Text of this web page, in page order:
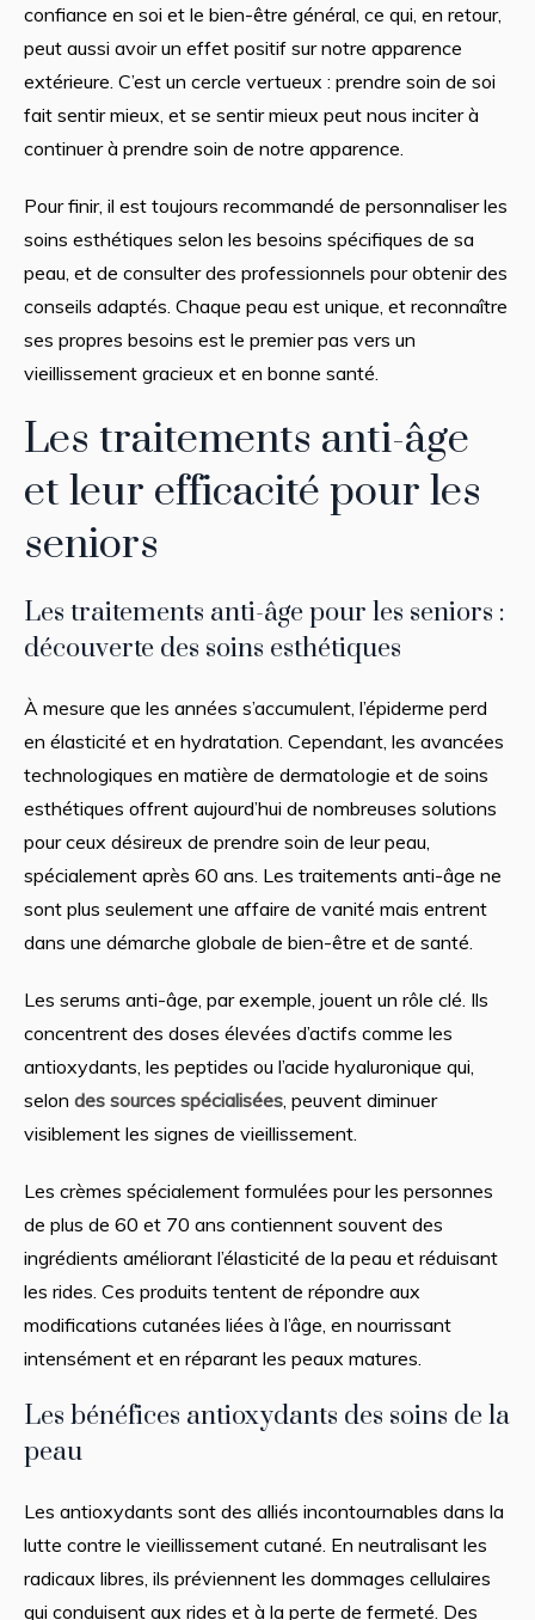
confiance en soi et le bien-être général, ce qui, en retour,
peut aussi avoir un effet positif sur notre apparence
extérieure. C’est un cercle vertueux : prendre soin de soi
fait sentir mieux, et se sentir mieux peut nous inciter à
continuer à prendre soin de notre apparence.
Pour finir, il est toujours recommandé de personnaliser les
soins esthétiques selon les besoins spécifiques de sa
peau, et de consulter des professionnels pour obtenir des
conseils adaptés. Chaque peau est unique, et reconnaître
ses propres besoins est le premier pas vers un
vieillissement gracieux et en bonne santé.
Les traitements anti-âge
et leur efficacité pour les
seniors
Les traitements anti-âge pour les seniors :
découverte des soins esthétiques
À mesure que les années s’accumulent, l’épiderme perd
en élasticité et en hydratation. Cependant, les avancées
technologiques en matière de dermatologie et de soins
esthétiques offrent aujourd’hui de nombreuses solutions
pour ceux désireux de prendre soin de leur peau,
spécialement après 60 ans. Les traitements anti-âge ne
sont plus seulement une affaire de vanité mais entrent
dans une démarche globale de bien-être et de santé.
Les serums anti-âge, par exemple, jouent un rôle clé. Ils
concentrent des doses élevées d’actifs comme les
antioxydants, les peptides ou l’acide hyaluronique qui,
selon des sources spécialisées , peuvent diminuer
visiblement les signes de vieillissement.
Les crèmes spécialement formulées pour les personnes
de plus de 60 et 70 ans contiennent souvent des
ingrédients améliorant l’élasticité de la peau et réduisant
les rides. Ces produits tentent de répondre aux
modifications cutanées liées à l’âge, en nourrissant
intensément et en réparant les peaux matures.
Les bénéfices antioxydants des soins de la
peau
Les antioxydants sont des alliés incontournables dans la
lutte contre le vieillissement cutané. En neutralisant les
radicaux libres, ils préviennent les dommages cellulaires
qui conduisent aux rides et à la perte de fermeté. Des